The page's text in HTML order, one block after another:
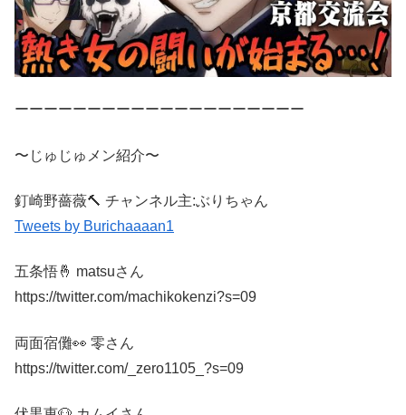
ーーーーーーーーーーーーーーーーーーーー
〜じゅじゅメン紹介〜
釘崎野薔薇🔨 チャンネル主:ぶりちゃん
Tweets by Burichaaaan1
五条悟🤞 matsuさん
https://twitter.com/machikokenzi?s=09
両面宿儺👀 零さん
https://twitter.com/_zero1105_?s=09